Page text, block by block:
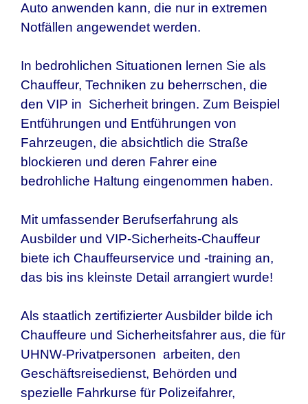
Auto anwenden kann, die nur in extremen
Notfällen angewendet werden.
In bedrohlichen Situationen lernen Sie als
Chauffeur, Techniken zu beherrschen, die
den VIP in Sicherheit bringen. Zum Beispiel
Entführungen und Entführungen von
Fahrzeugen, die absichtlich die Straße
blockieren und deren Fahrer eine
bedrohliche Haltung eingenommen haben.
Mit umfassender Berufserfahrung als
Ausbilder und VIP-Sicherheits-Chauffeur
biete ich Chauffeurservice und -training an,
das bis ins kleinste Detail arrangiert wurde!
Als staatlich zertifizierter Ausbilder bilde ich
Chauffeure und Sicherheitsfahrer aus, die für
UHNW-Privatpersonen arbeiten, den
Geschäftsreisedienst, Behörden und
spezielle Fahrkurse für Polizeifahrer,